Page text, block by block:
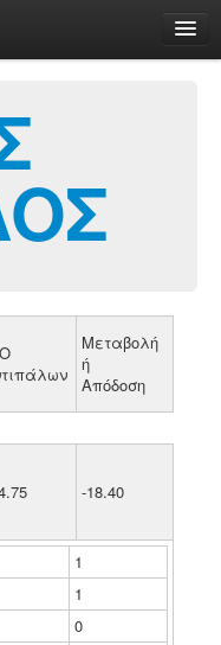
Μεταβολή
ή
Απόδοση
-18.40
1
1
0